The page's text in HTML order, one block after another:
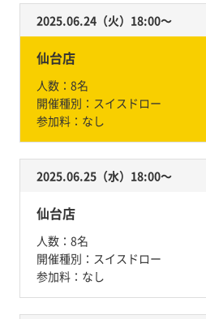
2025.06.24（火）18:00〜
仙台店
人数： 8名
開催種別： スイスドロー
参加料： なし
2025.06.25（水）18:00〜
仙台店
人数： 8名
開催種別： スイスドロー
参加料： なし